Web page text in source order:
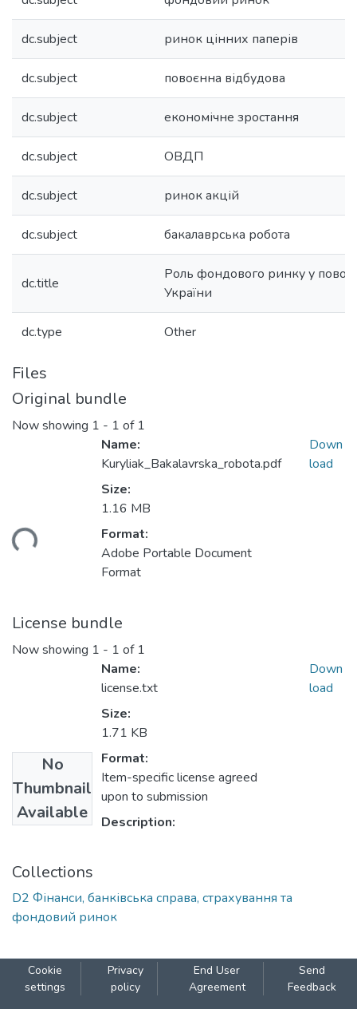
dc.subject ринок цінних паперів
dc.subject повоєнна відбудова
dc.subject економічне зростання
dc.subject ОВДП
dc.subject ринок акцій
dc.subject бакалаврська робота
dc.title
Роль фондового ринку у
України
dc.type Other
Files
Original bundle
Now showing 1 - 1 of 1
Name:
Kuryliak_Bakalavrska_robota.pdf
Size:
1.16 MB
Format:
Adobe Portable Document
Format
Down
load
License bundle
Now showing 1 - 1 of 1
No
Thumbnail
Available
Name:
license.txt
Size:
1.71 KB
Format:
Item-specific license agreed
upon to submission
Description:
Down
load
Collections
D2 Фінанси, банківська справа, страхування та
фондовий ринок
Cookie
settings
Privacy
policy
End User
Agreement
Send
Feedback